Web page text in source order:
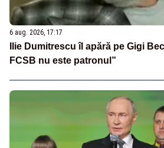
6 aug. 2026, 17:17
Ilie Dumitrescu îl apără pe Gigi
FCSB nu este patronul”